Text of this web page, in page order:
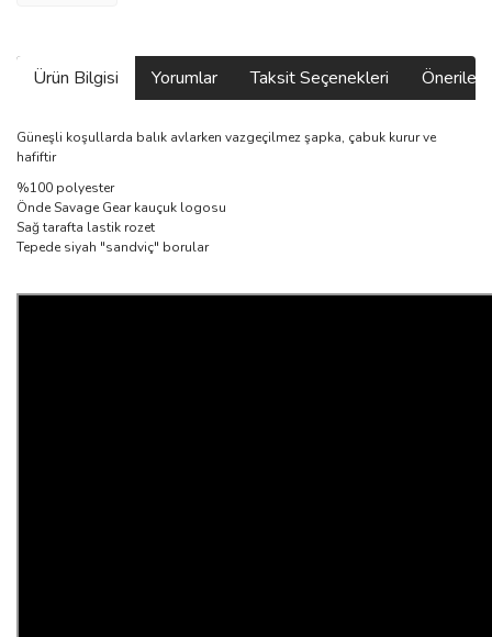
Ürün Bilgisi Yorumlar Taksit Seçenekleri
Güneşli koşullarda balık avlarken vazgeçilmez şapka, çabuk kurur ve
hafiftir
%100 polyester
Önde Savage Gear kauçuk logosu
Sağ tarafta lastik rozet
Tepede siyah "sandviç" borular